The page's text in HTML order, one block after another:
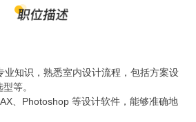
业知识，熟悉室内设计流程，包括方案设
等。
、Photoshop 等设计软件，能够准确地